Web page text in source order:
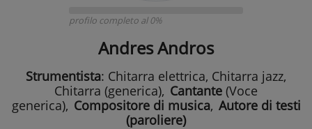
profilo completo al 0%
Andres Andros
Strumentista: Chitarra elettrica, Chitarra jazz,
Chitarra (generica), Cantante (Voce
generica), Compositore di musica, Autore di testi
(paroliere)